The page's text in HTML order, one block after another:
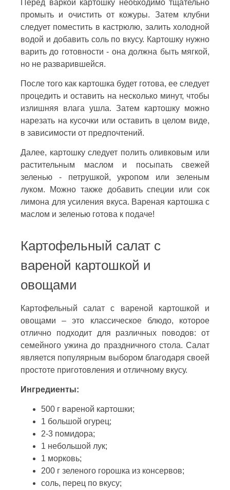
Перед варкой картошку необходимо тщательно
промыть и очистить от кожуры. Затем клубни
следует поместить в кастрюлю, залить холодной
водой и добавить соль по вкусу. Картошку нужно
варить до готовности - она должна быть мягкой,
но не разварившейся.
После того как картошка будет готова, ее следует
процедить и оставить на несколько минут, чтобы
излишняя влага ушла. Затем картошку можно
нарезать на кусочки или оставить в целом виде,
в зависимости от предпочтений.
Далее, картошку следует полить оливковым или
растительным маслом и посыпать свежей
зеленью - петрушкой, укропом или зеленым
луком. Можно также добавить специи или сок
лимона для усиления вкуса. Вареная картошка с
маслом и зеленью готова к подаче!
Картофельный салат с
вареной картошкой и
овощами
Картофельный салат с вареной картошкой и
овощами – это классическое блюдо, которое
отлично подходит для различных поводов: от
семейного ужина до праздничного стола. Салат
является популярным выбором благодаря своей
простоте приготовления и отличному вкусу.
Ингредиенты:
500 г вареной картошки;
1 большой огурец;
2-3 помидора;
1 небольшой лук;
1 морковь;
200 г зеленого горошка из консервов;
соль, перец по вкусу;